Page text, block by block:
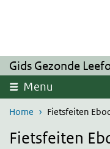
Overslaan en naar de
Gids Gezonde
Menu
Home Fietsfeiten
Fietsfeiten